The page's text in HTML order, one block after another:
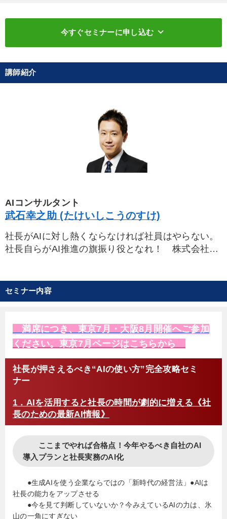
今すぐセミナーに申し込む keyboard_arrow_down
講師紹介
AIコンサルタント
武石幸之助 (たけいしこうのすけ)
社長がAIに対し熱くならなければ社員はやらない。
社長自らがAI推進の旗振り役となれ！ 株式会社サ
し、事業部長として数々のサービスを企画・ローン
チ。現在は、生成AIを活用したビジネス変革や人材
技術に弱い企業ほどAIの力を使えば大きく飛躍でき
ると提唱。また経営者に向け分り易く実践的な研修
と評判。
セミナー内容
満席につき、東京7月・大阪8月開催へご参加
ください。東京7月ページはこちらから
社長が押さえるべき“AIの使い方”完全攻略セミ
ナー
1．AIを活用すると社長の時間が劇的に増える《社
長のための最新AI情報》
ここまでやれば合格点！今年やるべき自社のAI
導入プランと社長実務のAI化
●生成AIを使う企業ならではの「新時代の経営法」●AIは
社長の能力をアップさせる
●今を見て判断していないか？今みえているAIの力は、氷
山の一角にすぎない